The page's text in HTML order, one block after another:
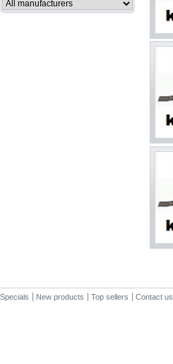
Specials New products Top sellers Contact us